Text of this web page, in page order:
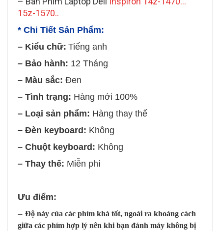
15z-1570..
* Chi Tiết Sản Phẩm:
– Kiểu chữ: Tiếng anh
– Bảo hành: 12 Tháng
– Màu sắc: Đen
– Tình trạng: Hàng mới 100%
– Loại sản phẩm: Hàng thay thế
– Đèn keyboard: Không
– Chuột keyboard: Không
– Thay thế: Miễn phí
Ưu điểm:
– Độ nảy của các phím khá tốt, ngoài ra khoảng cách
giữa các phím hợp lý nên khi bạn đánh máy không bị